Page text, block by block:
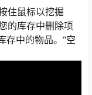
住鼠标以挖掘
的库存中删除项
存中的物品。“空